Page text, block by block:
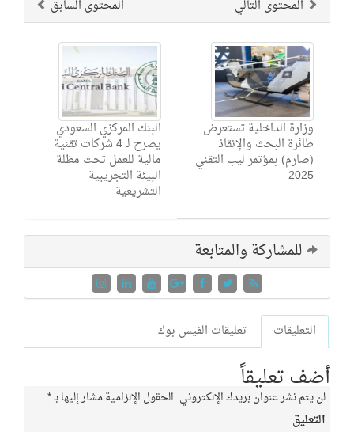
المحتوى السابق المحتوى التالي
البنك المركزي السعودي
يصرح لـ 4 شركات تقنية
مالية للعمل تحت مظلة
البيئة التجريبية
التشريعية
وزارة الداخلية تستعرض
طائرة البحث والإنقاذ
(صارم) بمؤتمر ليب التقني
2025
للمشاركة والمتابعة
التعليقات تعليقات الفيس بوك
أضف تعليقاً
لن يتم نشر عنوان بريدك الإلكتروني. الحقول الإلزامية مشار إليها بـ*
التعليق